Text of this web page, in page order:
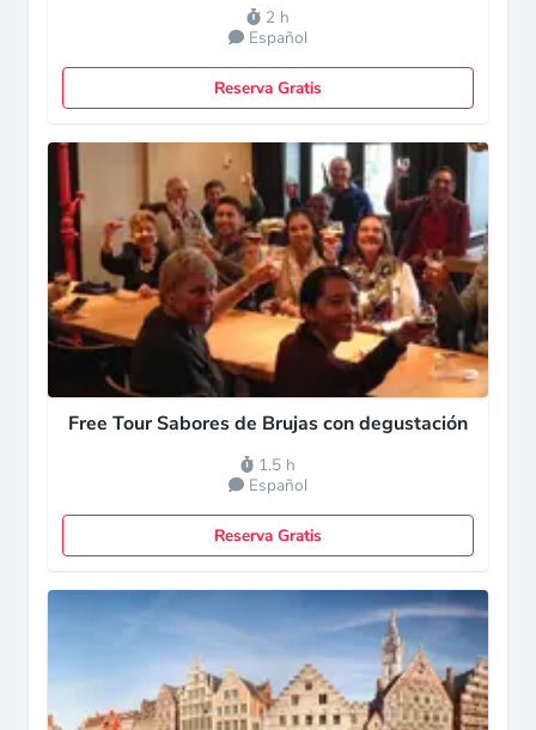
2 h
Español
Reserva Gratis
Free Tour Sabores de Brujas con degustación
1.5 h
Español
Reserva Gratis